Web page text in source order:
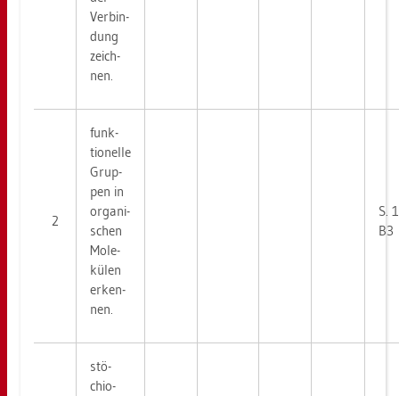
Ver­bin­
dung
zeich­
nen.
2
funk­
tio­nel­le
Grup­
pen in
or­ga­ni­
schen
Mo­le­
kü­len
er­ken­
nen.
S.
B3
stö­
chio­